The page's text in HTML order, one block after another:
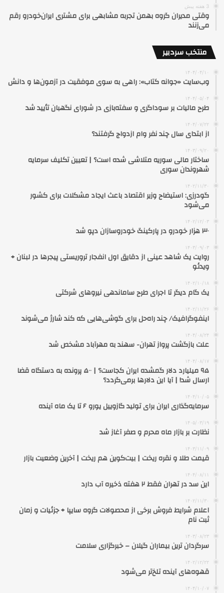
3 هفته پیش
وقتی مدیران گروه بهمن تجربه مشابهی برای مشتری ایران‌خودرو رقم
می‌زنند
منتخب سردبیر
۱۴۰۴/۰۴/۱۰
وب‌سایت «جوانه کتاب»: راهی به سوی موفقیت در آزمون‌ها و دانش
۱۴۰۴/۰۵/۰۴
طرح مالیات بر سوداگری و سفته‌بازی در شورای نگهبان تأیید شد
۱۴۰۴/۰۷/۲۲
از ابتدای سال چند نفر وام ازدواج گرفتند؟
۱۴۰۳/۰۹/۲۰
ساختار مالی سوریه متلاشی شده است؟ | تعیین تکلیف سرمایه
شهروندان سوری
۱۴۰۲/۱۱/۳۰
گودرزی: استیضاح وزیر اقتصاد باعث ایجاد مشکلات برای کشور
می‌شود
۱۴۰۲/۱۲/۰۳
۳۰ هزار خودرو در پارکینگ خودروسازان دپو شد
۱۴۰۳/۰۹/۰۳
روایت یک شاهد عینی از دقایق اول انفجار تروریستی پیجرها در لبنان +
ویدئو
۱۴۰۲/۱۰/۱۸
یک گام دیگر تا اجرای طرح ساماندهی نیروهای شرکتی
۱۴۰۲/۱۱/۲۶
اینفوگرافیک/ چند راه‌حل برای گوشی‌هایی که کند شارژ می‌شوند
۱۴۰۴/۰۸/۲۴
علت بازگشت پرواز تهران- سهند به مهرآباد مشخص شد
۱۴۰۴/۰۸/۱۷
۹۵ میلیارد دلار گمشده ایران کجاست؟ | ۵۰۰ پرونده به دستگاه قضا
ارسال شد! | آیا این دلارها برمی‌گردد؟
۱۴۰۴/۱۰/۰۵
سرمایه‌گذاری ایران برای تولید گازوییل یورو ۶ تا یک ماه آینده
۱۴۰۵/۰۳/۱۹
نظارت بر بازار ماه محرم و صفر آغاز شد
۱۴۰۳/۱۱/۰۹
قیمت طلا و نقره ریخت | بیت‌کوین هم ریخت | آخرین وضعیت بازار
۱۴۰۴/۰۸/۱۱
این سد در تهران فقط ۲ هفته ذخیره آب دارد
۱۴۰۲/۱۱/۳۰
اعلام شرایط فروش برخی از محصولات گروه سایپا + جزئیات و زمان
ثبت نام
۱۴۰۳/۰۸/۲۳
سرگردان ترین بیماران گیلان – خبرگزاری سلامت
۱۴۰۲/۱۲/۲۲
قهوه‌های آینده تلخ‌تر می‌شود
۱۴۰۴/۱۰/۰۷